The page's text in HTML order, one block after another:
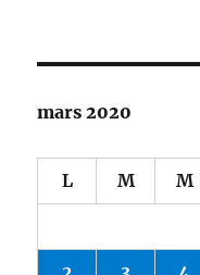
mars 2020
L M M